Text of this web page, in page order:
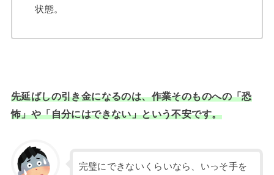
状態。
先延ばしの引き金になるのは、作業そのものへの「恐
怖」や「自分にはできない」という不安です。
完璧にできないくらいなら、いっそ手を